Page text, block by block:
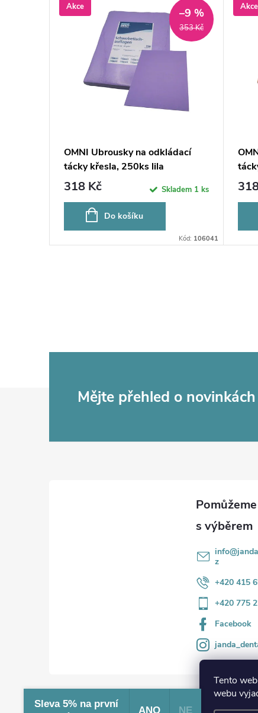
Tento
webu
Akce
353 Kč
–9 %
OMNI Ubrousky na odkládací
tácky křesla, 250ks lila
318 Kč Skladem 1 ks
Do košíku
Kód: 106041
Akce
Mějte přehled o novinkách
info@
z
+420 415
+420 775
Facebook
Sleva 5% na první
ANO NE